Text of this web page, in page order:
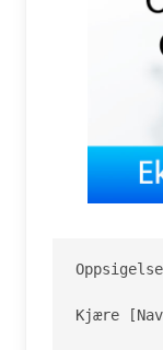
Kjære